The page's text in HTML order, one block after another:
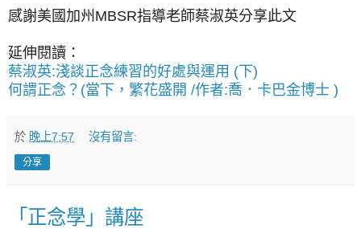
感謝美國加州MBSR指導老師蔡淑英分享此文
延伸閱讀：
蔡淑英:淺談正念練習的好處與運用 (下)
何謂正念？(當下，繁花盛開 /作者:喬．卡巴金博士 )
於 晚上7:57 沒有留言:
分享
「正念學」講座